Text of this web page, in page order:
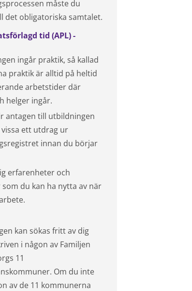
måste du
det obligatoriska samtalet.
tid (APL) -
ingår praktik, så kallad
praktik är alltid på heltid
arbetstider där
helger ingår.
antagen till utbildningen
ett utdrag ur
innan du börjar
erfarenheter och
du kan ha nytta av när
kan sökas fritt av dig
i någon av Familjen
11
Om du inte
av de 11 kommunerna